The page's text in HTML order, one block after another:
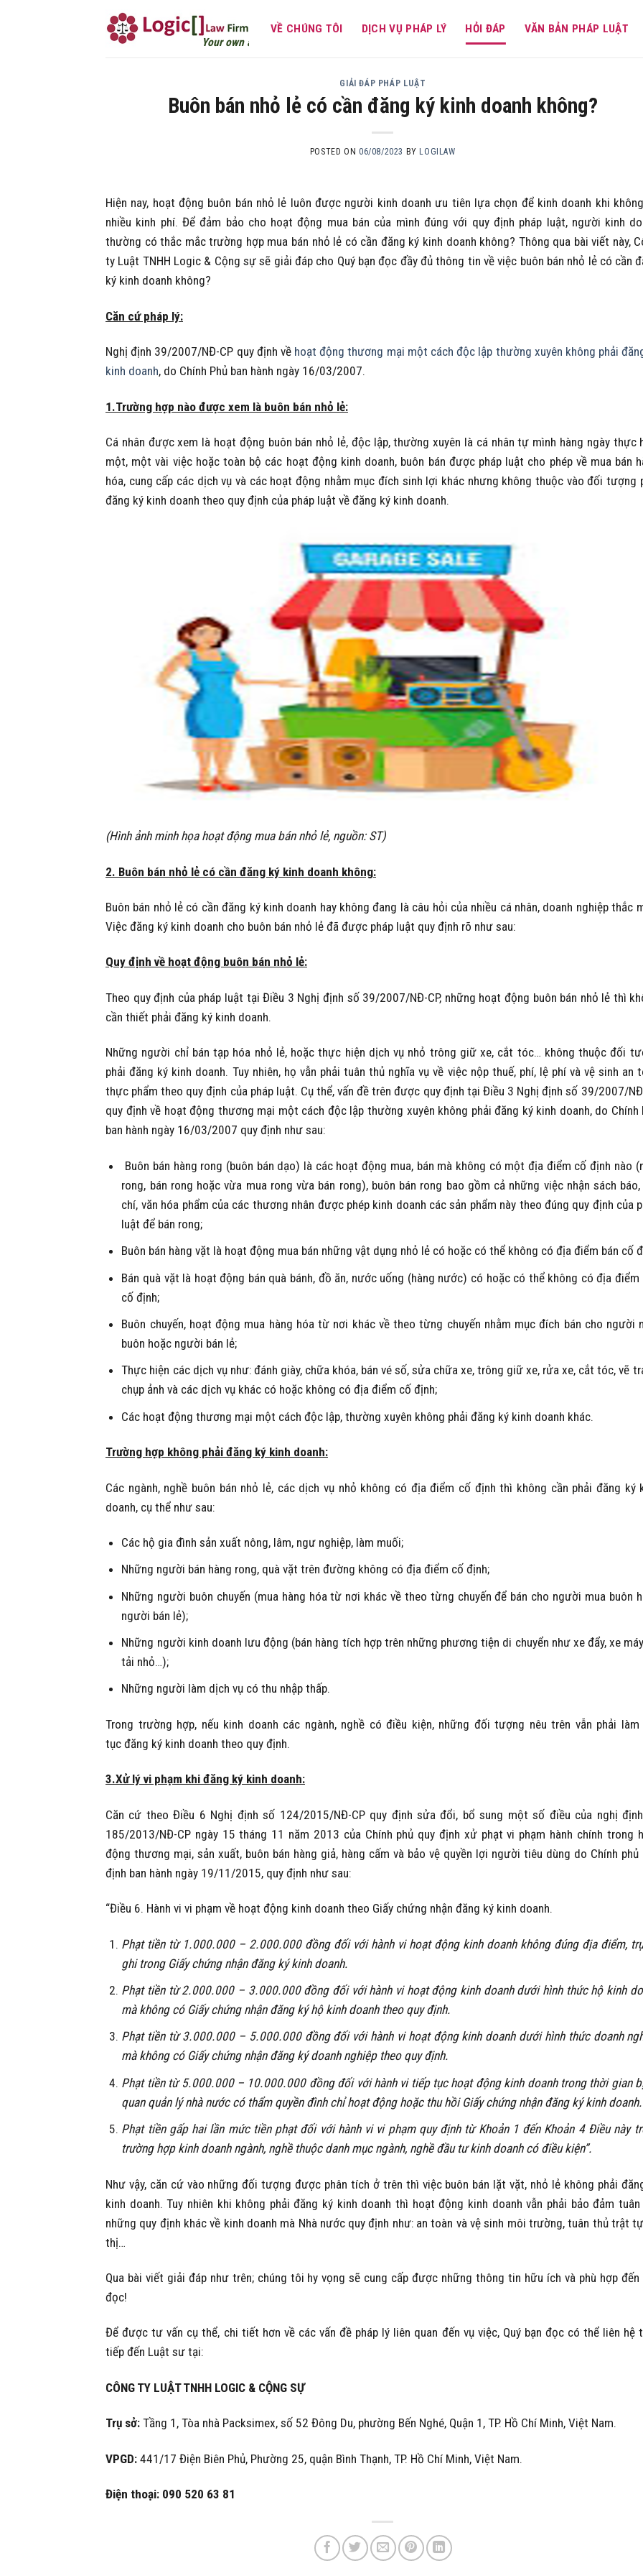
Your own attorney
VỀ CHÚNG TÔI DỊCH VỤ PHÁP LÝ HỎI ĐÁP VĂN BẢN PHÁP LUẬT
GIẢI ĐÁP PHÁP LUẬT
Buôn bán nhỏ lẻ có cần đăng ký kinh doanh không?
POSTED ON 06/08/2023 BY LOGILAW
Hiện nay, hoạt động buôn bán nhỏ lẻ luôn được người kinh doanh ưu tiên lựa chọn để kinh doanh khi
nhiều kinh phí. Để đảm bảo cho hoạt động mua bán của mình đúng với quy định pháp luật, người kinh
thường có thắc mắc trường hợp mua bán nhỏ lẻ có cần đăng ký kinh doanh không? Thông qua bài viết này,
ty Luật TNHH Logic & Cộng sự sẽ giải đáp cho Quý bạn đọc đầy đủ thông tin về việc buôn bán nhỏ lẻ có cần
ký kinh doanh không?
Căn cứ pháp lý:
Nghị định 39/2007/NĐ-CP quy định về hoạt động thương mại một cách độc lập thường xuyên không phải
kinh doanh, do Chính Phủ ban hành ngày 16/03/2007.
1.Trường hợp nào được xem là buôn bán nhỏ lẻ:
Cá nhân được xem là hoạt động buôn bán nhỏ lẻ, độc lập, thường xuyên là cá nhân tự mình hàng ngày thực
một, một vài việc hoặc toàn bộ các hoạt động kinh doanh, buôn bán được pháp luật cho phép về mua bán
hóa, cung cấp các dịch vụ và các hoạt động nhằm mục đích sinh lợi khác nhưng không thuộc vào đối tượng
đăng ký kinh doanh theo quy định của pháp luật về đăng ký kinh doanh.
(Hình ảnh minh họa hoạt động mua bán nhỏ lẻ, nguồn: ST)
2. Buôn bán nhỏ lẻ có cần đăng ký kinh doanh không:
Buôn bán nhỏ lẻ có cần đăng ký kinh doanh hay không đang là câu hỏi của nhiều cá nhân, doanh nghiệp thắc
Việc đăng ký kinh doanh cho buôn bán nhỏ lẻ đã được pháp luật quy định rõ như sau:
Quy định về hoạt động buôn bán nhỏ lẻ:
Theo quy định của pháp luật tại Điều 3 Nghị định số 39/2007/NĐ-CP, những hoạt động buôn bán nhỏ lẻ thì
cần thiết phải đăng ký kinh doanh.
Những người chỉ bán tạp hóa nhỏ lẻ, hoặc thực hiện dịch vụ nhỏ trông giữ xe, cắt tóc… không thuộc đối
phải đăng ký kinh doanh. Tuy nhiên, họ vẫn phải tuân thủ nghĩa vụ về việc nộp thuế, phí, lệ phí và vệ sinh an
thực phẩm theo quy định của pháp luật. Cụ thể, vấn đề trên được quy định tại Điều 3 Nghị định số 39/2007/
quy định về hoạt động thương mại một cách độc lập thường xuyên không phải đăng ký kinh doanh, do Chính
ban hành ngày 16/03/2007 quy định như sau:
Buôn bán hàng rong (buôn bán dạo) là các hoạt động mua, bán mà không có một địa điểm cố định nào
rong, bán rong hoặc vừa mua rong vừa bán rong), buôn bán rong bao gồm cả những việc nhận sách
chí, văn hóa phẩm của các thương nhân được phép kinh doanh các sản phẩm này theo đúng quy định của
luật để bán rong;
Buôn bán hàng vặt là hoạt động mua bán những vật dụng nhỏ lẻ có hoặc có thể không có địa điểm bán cố
Bán quà vặt là hoạt động bán quà bánh, đồ ăn, nước uống (hàng nước) có hoặc có thể không có địa điểm
cố định;
Buôn chuyến, hoạt động mua hàng hóa từ nơi khác về theo từng chuyến nhằm mục đích bán cho người
buôn hoặc người bán lẻ;
Thực hiện các dịch vụ như: đánh giày, chữa khóa, bán vé số, sửa chữa xe, trông giữ xe, rửa xe, cắt tóc, vẽ
chụp ảnh và các dịch vụ khác có hoặc không có địa điểm cố định;
Các hoạt động thương mại một cách độc lập, thường xuyên không phải đăng ký kinh doanh khác.
Trường hợp không phải đăng ký kinh doanh:
Các ngành, nghề buôn bán nhỏ lẻ, các dịch vụ nhỏ không có địa điểm cố định thì không cần phải đăng ký
doanh, cụ thể như sau:
Các hộ gia đình sản xuất nông, lâm, ngư nghiệp, làm muối;
Những người bán hàng rong, quà vặt trên đường không có địa điểm cố định;
Những người buôn chuyến (mua hàng hóa từ nơi khác về theo từng chuyến để bán cho người mua buôn
người bán lẻ);
Những người kinh doanh lưu động (bán hàng tích hợp trên những phương tiện di chuyển như xe đẩy, xe
tải nhỏ…);
Những người làm dịch vụ có thu nhập thấp.
Trong trường hợp, nếu kinh doanh các ngành, nghề có điều kiện, những đối tượng nêu trên vẫn phải
tục đăng ký kinh doanh theo quy định.
3.Xử lý vi phạm khi đăng ký kinh doanh:
Căn cứ theo Điều 6 Nghị định số 124/2015/NĐ-CP quy định sửa đổi, bổ sung một số điều của nghị
185/2013/NĐ-CP ngày 15 tháng 11 năm 2013 của Chính phủ quy định xử phạt vi phạm hành chính trong
động thương mại, sản xuất, buôn bán hàng giả, hàng cấm và bảo vệ quyền lợi người tiêu dùng do Chính phủ
định ban hành ngày 19/11/2015, quy định như sau:
“Điều 6. Hành vi vi phạm về hoạt động kinh doanh theo Giấy chứng nhận đăng ký kinh doanh.
Phạt tiền từ 1.000.000 – 2.000.000 đồng đối với hành vi hoạt động kinh doanh không đúng địa điểm,
ghi trong Giấy chứng nhận đăng ký kinh doanh.
Phạt tiền từ 2.000.000 – 3.000.000 đồng đối với hành vi hoạt động kinh doanh dưới hình thức hộ kinh
mà không có Giấy chứng nhận đăng ký hộ kinh doanh theo quy định.
Phạt tiền từ 3.000.000 – 5.000.000 đồng đối với hành vi hoạt động kinh doanh dưới hình thức doanh
mà không có Giấy chứng nhận đăng ký doanh nghiệp theo quy định.
Phạt tiền từ 5.000.000 – 10.000.000 đồng đối với hành vi tiếp tục hoạt động kinh doanh trong thời gian
quan quản lý nhà nước có thẩm quyền đình chỉ hoạt động hoặc thu hồi Giấy chứng nhận đăng ký kinh doanh.
Phạt tiền gấp hai lần mức tiền phạt đối với hành vi vi phạm quy định từ Khoản 1 đến Khoản 4 Điều này
trường hợp kinh doanh ngành, nghề thuộc danh mục ngành, nghề đầu tư kinh doanh có điều kiện”.
Như vậy, căn cứ vào những đối tượng được phân tích ở trên thì việc buôn bán lặt vặt, nhỏ lẻ không phải
kinh doanh. Tuy nhiên khi không phải đăng ký kinh doanh thì hoạt động kinh doanh vẫn phải bảo đảm
những quy định khác về kinh doanh mà Nhà nước quy định như: an toàn và vệ sinh môi trường, tuân thủ trật
thị…
Qua bài viết giải đáp như trên; chúng tôi hy vọng sẽ cung cấp được những thông tin hữu ích và phù hợp đến
đọc!
Để được tư vấn cụ thể, chi tiết hơn về các vấn đề pháp lý liên quan đến vụ việc, Quý bạn đọc có thể liên hệ
tiếp đến Luật sư tại:
CÔNG TY LUẬT TNHH LOGIC & CỘNG SỰ
Trụ sở: Tầng 1, Tòa nhà Packsimex, số 52 Đông Du, phường Bến Nghé, Quận 1, TP. Hồ Chí Minh, Việt Nam.
VPGD: 441/17 Điện Biên Phủ, Phường 25, quận Bình Thạnh, TP. Hồ Chí Minh, Việt Nam.
Điện thoại: 090 520 63 81